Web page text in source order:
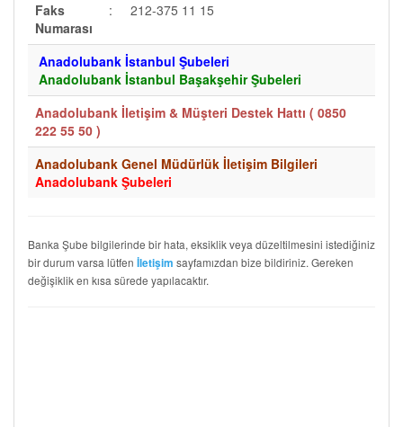
Faks
Numarası
: 212-375 11 15
Anadolubank İstanbul Şubeleri
Anadolubank İstanbul Başakşehir Şubeleri
Anadolubank İletişim & Müşteri Destek Hattı ( 0850
222 55 50 )
Anadolubank Genel Müdürlük İletişim Bilgileri
Anadolubank Şubeleri
Banka Şube bilgilerinde bir hata, eksiklik veya düzeltilmesini istediğiniz
bir durum varsa lütfen İletişim sayfamızdan bize bildiriniz. Gereken
değişiklik en kısa sürede yapılacaktır.